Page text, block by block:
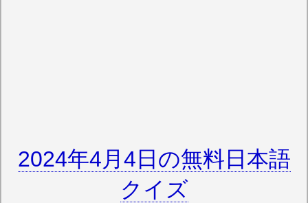
2024年4月4日の無料日本語
クイズ